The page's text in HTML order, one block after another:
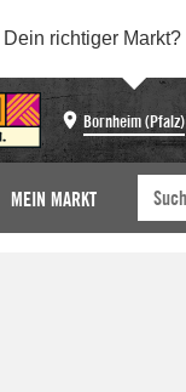
Dein richtiger Markt?
Bornheim (Pfalz)
MEIN MARKT